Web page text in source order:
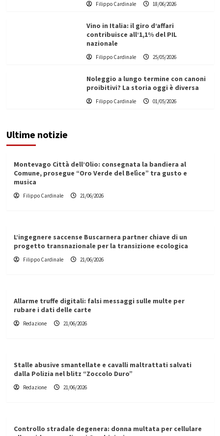
Filippo Cardinale 18/06/2026
Vino in Italia: il giro d’affari
contribuisce all’1,1% del PIL
nazionale
Filippo Cardinale 25/05/2026
Noleggio a lungo termine con canoni
proibitivi? La storia oggi è diversa
Filippo Cardinale 01/05/2026
Ultime notizie
Montevago Città dell’Olio: consegnata la bandiera al
Comune, prosegue “Oro Verde del Belìce” tra gusto e
musica
Filippo Cardinale 21/06/2026
L’ingegnere saccense Buscarnera partner chiave di un
progetto transnazionale per la transizione ecologica
Filippo Cardinale 21/06/2026
Allarme truffe digitali: falsi messaggi sulle multe per
rubare i dati delle carte
Redazione 21/06/2026
Stalle abusive smantellate e cavalli maltrattati salvati
dalla Polizia nel blitz “Zoccolo Duro”
Redazione 21/06/2026
Controllo stradale degenera: donna multata per cellulare